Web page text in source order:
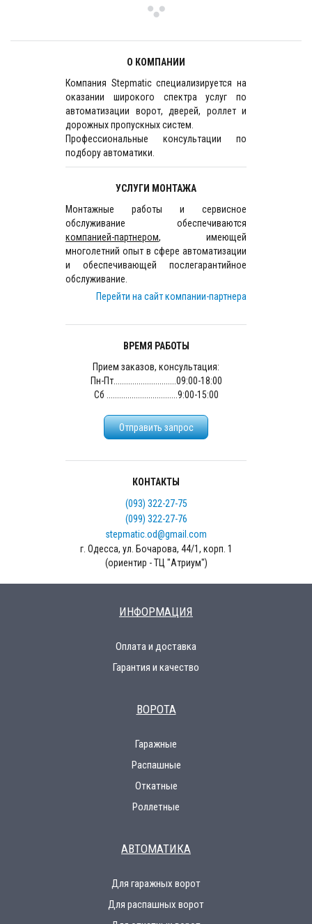
О КОМПАНИИ
Компания Stepmatic специализируется на
оказании широкого спектра услуг по
автоматизации ворот, дверей, роллет и
дорожных пропускных систем.
Профессиональные консультации по
подбору автоматики.
УСЛУГИ МОНТАЖА
Монтажные работы и сервисное
обслуживание обеспечиваются
компанией-партнером, имеющей
многолетний опыт в сфере автоматизации
и обеспечивающей послегарантийное
обслуживание.
Перейти на сайт компании-партнера
ВРЕМЯ РАБОТЫ
Прием заказов, консультация:
Пн-Пт..............................09:00-18:00
Сб ..................................9:00-15:00
Отправить запрос
КОНТАКТЫ
(093) 322-27-75
(099) 322-27-76
stepmatic.od@gmail.com
г. Одесса, ул. Бочарова, 44/1, корп. 1
(ориентир - ТЦ "Атриум")
ИНФОРМАЦИЯ
Оплата и доставка
Гарантия и качество
ВОРОТА
Гаражные
Распашные
Откатные
Роллетные
АВТОМАТИКА
Для гаражных ворот
Для распашных ворот